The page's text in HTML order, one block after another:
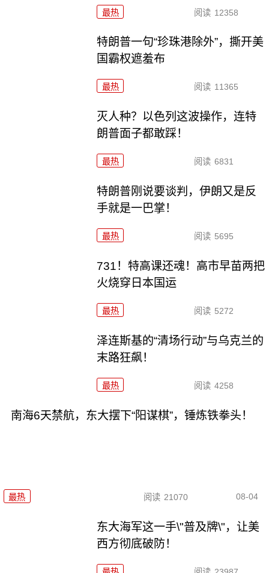
最热 阅读 12358
特朗普一句“珍珠港除外”，撕开美
国霸权遮羞布
最热 阅读 11365
灭人种？以色列这波操作，连特
朗普面子都敢踩！
最热 阅读 6831
特朗普刚说要谈判，伊朗又是反
手就是一巴掌！
最热 阅读 5695
731！特高课还魂！高市早苗两把
火烧穿日本国运
最热 阅读 5272
泽连斯基的“清场行动”与乌克兰的
末路狂飙！
最热 阅读 4258
南海6天禁航，东大摆下“阳谋棋”，锤炼铁拳头！
最热 阅读 21070 08-04
东大海军这一手\"普及牌\"，让美
西方彻底破防！